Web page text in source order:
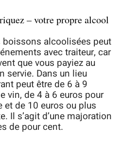
– votre propre alcool
alcoolisées peut
avec traiteur, car
que vous payiez au
servie. Dans un lieu
peut être de 6 à 9
vin, de 4 à 6 euros pour
et de 10 euros ou plus
Il s’agit d’une majoration
de pour cent.